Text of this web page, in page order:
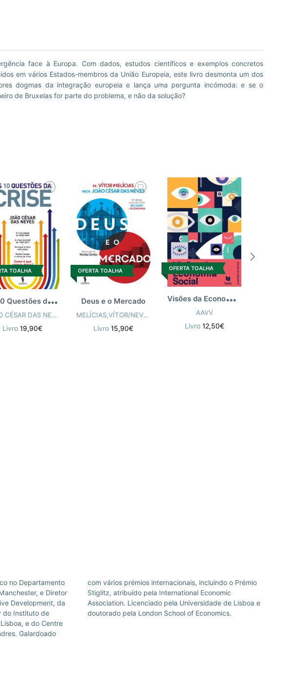
de Bruxelas for parte do problema, e não da solução?
TOALHA
A
s 10 Questões da Crise
JOÃO CÉSAR DAS NEVES
Livro19,90€
OFERTA TOALHA
Deus e o Mercado
MELÍCIAS,VÍTOR/NEVES,JOÃO/SANTOS,NICOLAU
Livro15,90€
OFERTA TOALHA
V
isões da Economia Social
AAVV
Livro 12,50€
no Departamento
e Diretor
Development, da
do Instituto de
e do Centre
Galardoado
incluindo o Prémio
Economic
de Lisboa e
doutorado pela London School of Economics.